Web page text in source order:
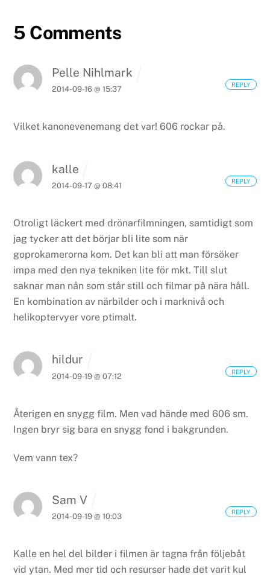
5 Comments
Pelle Nihlmark
2014-09-16 @ 15:37
Vilket kanonevenemang det var! 606 rockar på.
REPLY
kalle
2014-09-17 @ 08:41
Otroligt läckert med drönarfilmningen, samtidigt som
jag tycker att det börjar bli lite som när
goprokamerorna kom. Det kan bli att man försöker
impa med den nya tekniken lite för mkt. Till slut
saknar man nån som står still och filmar på nära håll.
En kombination av närbilder och i marknivå och
helikoptervyer vore ptimalt.
REPLY
hildur
2014-09-19 @ 07:12
Återigen en snygg film. Men vad hände med 606 sm.
Ingen bryr sig bara en snygg fond i bakgrunden.
Vem vann tex?
REPLY
Sam V
2014-09-19 @ 10:03
Kalle en hel del bilder i filmen är tagna från följebåt
vid ytan. Med mer tid och resurser hade det varit kul
REPLY